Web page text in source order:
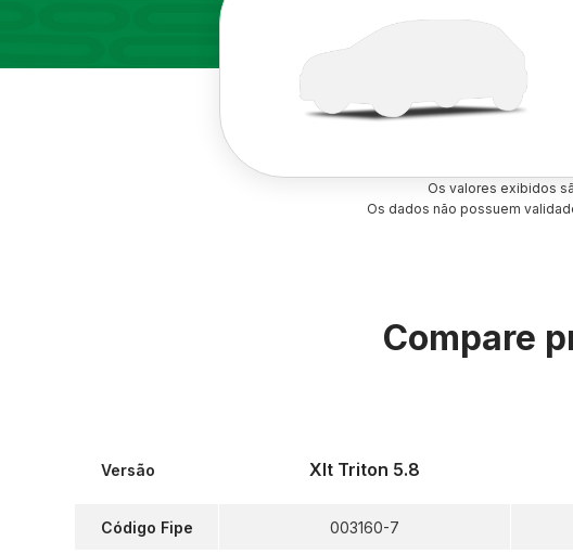
Os valores exibidos
Os dados não possuem
Compare
Versão
Código Fipe
Xlt Triton 5.8
003160-7